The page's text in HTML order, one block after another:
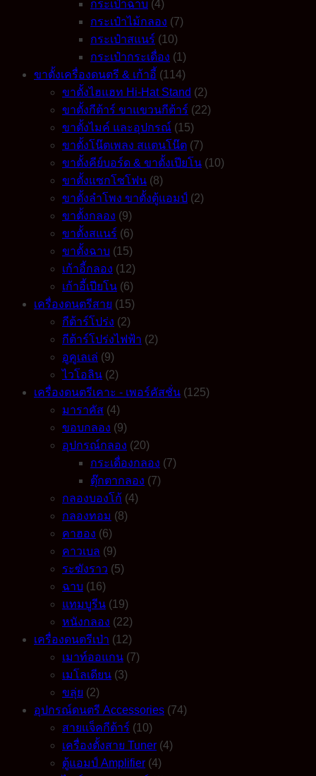
กระเป๋าฉาบ (4)
กระเป๋าไม้กลอง (7)
กระเป๋าสแนร์ (10)
กระเป๋ากระเดื่อง (1)
ขาตั้งเครื่องดนตรี & เก้าอี้ (114)
ขาตั้งไฮแฮท Hi-Hat Stand (2)
ขาตั้งกีต้าร์ ขาแขวนกีต้าร์ (22)
ขาตั้งไมค์ และอุปกรณ์ (15)
ขาตั้งโน๊ตเพลง สแตนโน๊ต (7)
ขาตั้งคีย์บอร์ด & ขาตั้งเปียโน (10)
ขาตั้งแซกโซโฟน (8)
ขาตั้งลำโพง ขาตั้งตู้แอมป์ (2)
ขาตั้งกลอง (9)
ขาตั้งสแนร์ (6)
ขาตั้งฉาบ (15)
เก้าอี้กลอง (12)
เก้าอี้เปียโน (6)
เครื่องดนตรีสาย (15)
กีต้าร์โปร่ง (2)
กีต้าร์โปร่งไฟฟ้า (2)
อูคูเลเล่ (9)
ไวโอลิน (2)
เครื่องดนตรีเคาะ - เพอร์คัสชั่น (125)
มาราคัส (4)
ขอบกลอง (9)
อุปกรณ์กลอง (20)
กระเดื่องกลอง (7)
ตุ๊กตากลอง (7)
กลองบองโก้ (4)
กลองทอม (8)
คาฮอง (6)
คาวเบล (9)
ระฆังราว (5)
ฉาบ (16)
แทมบูรีน (19)
หนังกลอง (22)
เครื่องดนตรีเป่า (12)
เมาท์ออแกน (7)
เมโลเดียน (3)
ขลุ่ย (2)
อุปกรณ์ดนตรี Accessories (74)
สายแจ็คกีต้าร์ (10)
เครื่องตั้งสาย Tuner (4)
ตู้แอมป์ Amplifier (4)